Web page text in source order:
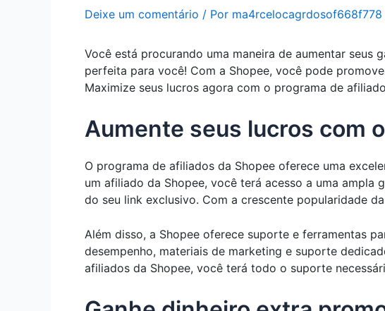
Deixe um comentário / Por ma4rcelocagrdosof668f778
Você está procurando uma maneira de aumentar seus
perfeita para você! Com a Shopee, você pode
Maximize seus lucros agora com o programa de
Aumente seus lucros com
O programa de afiliados da Shopee oferece uma
um afiliado da Shopee, você terá acesso a uma
do seu link exclusivo. Com a crescente popularidade
Além disso, a Shopee oferece suporte e ferramentas
desempenho, materiais de marketing e suporte
afiliados da Shopee, você terá todo o suporte